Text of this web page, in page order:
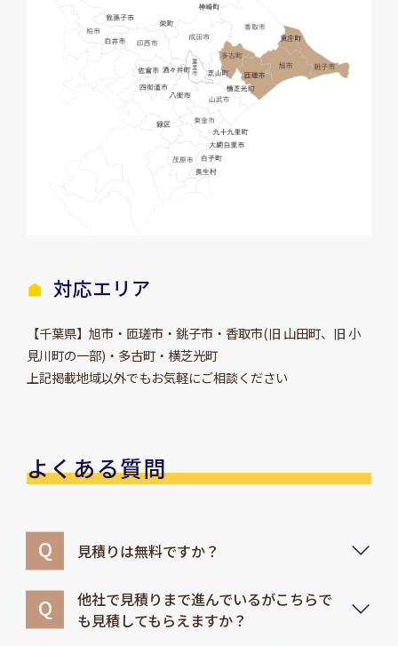
対応エリア
【千葉県】旭市・匝瑳市・銚子市・香取市(旧 山田町、旧 小
見川町の一部)・多古町・横芝光町
上記掲載地域以外でもお気軽にご相談ください
よくある質問
見積りは無料ですか？
他社で見積りまで進んでいるがこちらで
も見積してもらえますか？